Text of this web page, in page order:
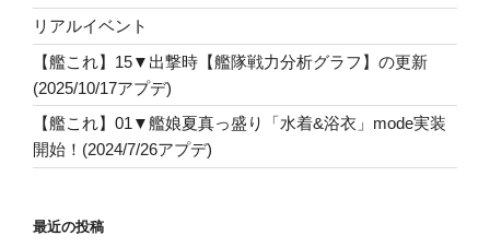
リアルイベント
【艦これ】15▼出撃時【艦隊戦力分析グラフ】の更新
(2025/10/17アプデ)
【艦これ】01▼艦娘夏真っ盛り「水着&浴衣」mode実装
開始！(2024/7/26アプデ)
最近の投稿